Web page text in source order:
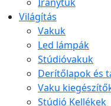
Világítás
Vakuk
Led lámpák
Stúdióvakuk
Derítőlapok és
Vaku
Stúdió Kellékek